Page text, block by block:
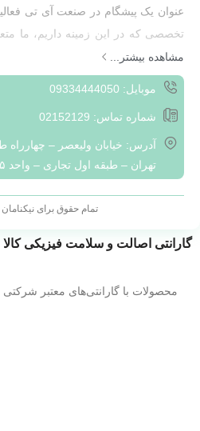
عنوان یک پیشگام در صنعت آی تی
تخصصی که در این زمینه داریم، ما
تجهیزات شبکه به مشتریان خود
هوشمند و کارآمد به مشتریان است که
ارزش‌های مشتری و پیگیری مداوم
راهکارهایی سفارشی و منحصر به فرد
چالش‌های فعلی و آینده در حوزه
با افتخار می‌گوییم که به عنوان یکی
مشاهده بیشتر...
موبایل: 09334444050
شماره تماس: 02152129
آدرس: خیابان ولیعصر – چهارراه
تهران – طبقه اول تجاری – واحد ۹۰۲۵
تمام حقوق برای
گارانتی اصالت و سلامت فیزیکی کالا